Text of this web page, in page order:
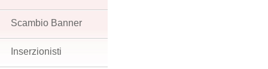
Scambio Banner
Inserzionisti